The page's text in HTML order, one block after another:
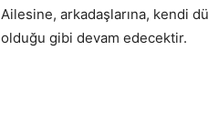
Ailesine, arkadaşlarına, kendi
olduğu gibi devam edecektir.